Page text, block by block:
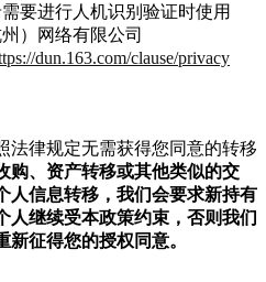
需要进行人机识别验证时使用
）网络有限公司
dun.163.com/clause/privacy
法律规定无需获得您同意的转移
购、资产转移或其他类似的交
人信息转移，我们会要求新持有
人继续受本政策约束，否则我们
征得您的授权同意。